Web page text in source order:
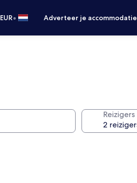
EUR• Adverteer je accommodatie
Reizigers